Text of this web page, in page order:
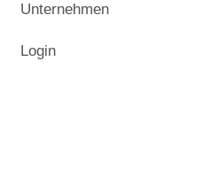
Unternehmen
Login